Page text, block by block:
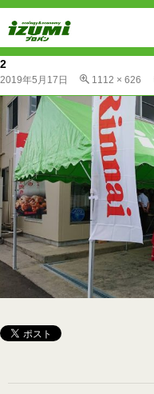
2
2019年5月17日 1112 × 626